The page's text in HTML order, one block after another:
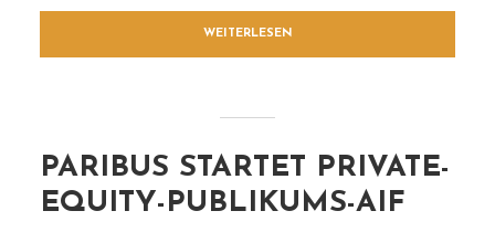
WEITERLESEN
PARIBUS STARTET PRIVATE-
EQUITY-PUBLIKUMS-AIF